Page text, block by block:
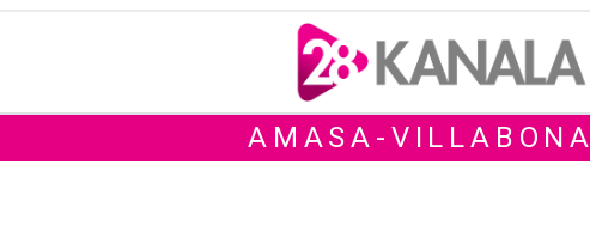
AMASA-VILLABONA